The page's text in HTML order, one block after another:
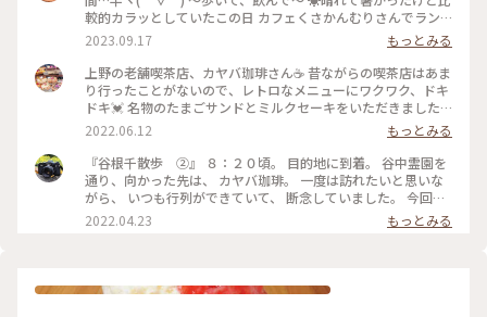
較的カラッとしていたこの日 カフェくさかんむりさんでラン
チsetとドーナツを食べ 次は ル・コワンさんでパフェを…と思
い ひたすら真っ直ぐ道なりに歩いていると 右手に☕️カヤバ珈
琲さんが見える👀 途中…電話があり話しながら…👣ﾃｸﾃｸﾃｸﾃｸ
500mも通り過ぎていたというミス💧 計1.6km歩き戻る気力が
なかったので（笑） いつかスムーズに入れた時にお邪魔しよ
うと思っていた 「カヤバ珈琲」さんの「いつか」が偶然にも
叶い 「谷中ジンジャー」を（^人^） ☀️暑い日にジンジャーエ
ールを頂くことが多いのですが これは今迄で一番パンチがあ
る💨💨💨 ガムシロップ…という単語が頭の中をチラッと過った
様な(● ˃̶͈̀ロ˂̶͈́)੭ꠥ⁾⁾ そのお陰でサッパリ✨ 次の目的地へ〜 #カヤ
バ珈琲 #秋さんぽ #私のことりっぷ旅 #カメラ旅 #今年は旗を
立てたところへひとつでも多く行く
2023.09.17
もっとみる
上野の老舗喫茶店、カヤバ珈琲さん☕️ 昔ながらの喫茶店はあま
り行ったことがないので、レトロなメニューにワクワク、ドキ
ドキ💓 名物のたまごサンドとミルクセーキをいただきました
♪ たまごがフワフワで、パンの香りも良いこと😍 ミルクセー
キは甘さ控えめで、ほんのり香るオレンジでスッキリとした味
わい☺️ どちらもとても美味しく、感動しきりでした✨ #たまご
サンド #ミルクセーキ #カヤバ珈琲 #上野 #ヒーリング旅 #My
ことりっぷ
2022.06.12
もっとみる
『谷根千散歩 ②』 ８：２０頃。 目的地に到着。 谷中霊園を
通り、向かった先は、 カヤバ珈琲。 一度は訪れたいと思いな
がら、 いつも行列ができていて、 断念していました。 今回
は、前日に、 ８：３０に、ネットで予約。 店内に案内され、
周りの様子を見ると、 他の席は埋まっていたため、 予約をし
す。 本日のスープを頼み、 コーヒーを追加しました。 本当
2022.04.23 もっとみる